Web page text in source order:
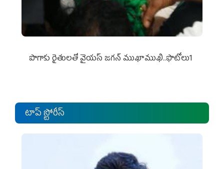
పొగాకు రైతుల‌తో వైయ‌స్ జ‌గ‌న్ ముఖాముఖి..ఫొటోలు1
టాప్ స్టోరీస్